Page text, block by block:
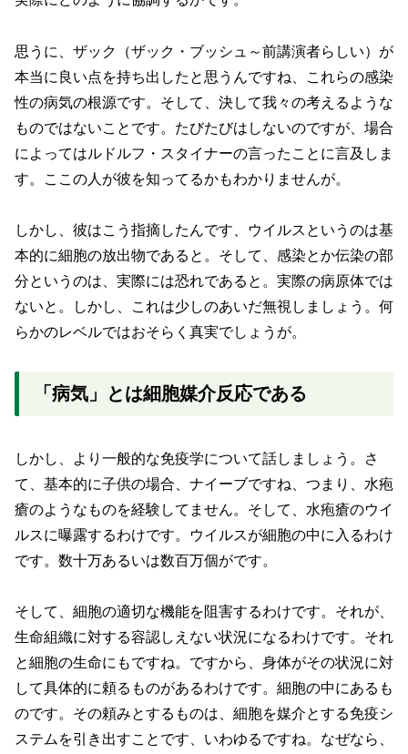
思うに、ザック（ザック・ブッシュ～前講演者らしい）が
本当に良い点を持ち出したと思うんですね、これらの感染
性の病気の根源です。そして、決して我々の考えるような
ものではないことです。たびたびはしないのですが、場合
によってはルドルフ・スタイナーの言ったことに言及しま
す。ここの人が彼を知ってるかもわかりませんが。
しかし、彼はこう指摘したんです、ウイルスというのは基
本的に細胞の放出物であると。そして、感染とか伝染の部
分というのは、実際には恐れであると。実際の病原体では
ないと。しかし、これは少しのあいだ無視しましょう。何
らかのレベルではおそらく真実でしょうが。
「病気」とは細胞媒介反応である
しかし、より一般的な免疫学について話しましょう。さ
て、基本的に子供の場合、ナイーブですね、つまり、水疱
瘡のようなものを経験してません。そして、水疱瘡のウイ
ルスに曝露するわけです。ウイルスが細胞の中に入るわけ
です。数十万あるいは数百万個がです。
そして、細胞の適切な機能を阻害するわけです。それが、
生命組織に対する容認しえない状況になるわけです。それ
と細胞の生命にもですね。ですから、身体がその状況に対
して具体的に頼るものがあるわけです。細胞の中にあるも
のです。その頼みとするものは、細胞を媒介とする免疫シ
ステムを引き出すことです、いわゆるですね。なぜなら、